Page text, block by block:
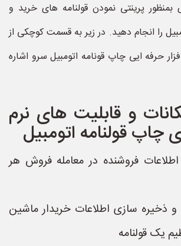
بمنظور پرینتی نمودن قولنامه های خرید و
را انجام دهید. در زیر به قسمت کوچکی از
حرفه ایی چاپ قونامه اتومبیل سرو اشاره
و قابلیت های نرم
چاپ قولنامه اتومبیل
فروشنده در معامله فروش هر
ذخیره سازی اطلاعات خریدار ماشین
یک قولنامه